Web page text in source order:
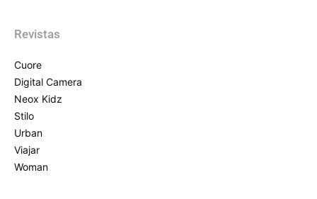
Revistas
Cuore
Digital Camera
Neox Kidz
Stilo
Urban
Viajar
Woman